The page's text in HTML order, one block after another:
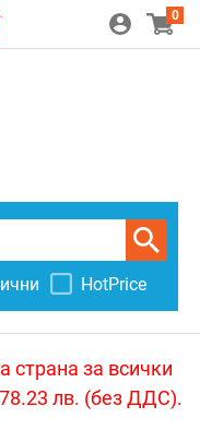
0
HotPrice
страна за всички
лв. (без ДДС).